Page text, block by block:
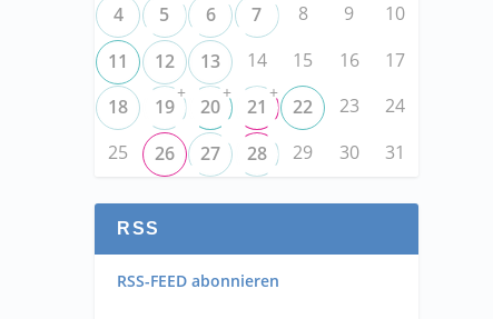
4
5 6 7 8 9
10
11
12 13 14 15 16
17
18
19
+
20
+
21
+
22 23
24
25
26 27 28 29 30 31
RSS
RSS-FEED abonnieren